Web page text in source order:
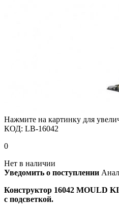
Нажмите на картинку для
КОД: LB-16042
0
Нет в наличии
Уведомить о поступлении
Конструктор 16042 MOULD
с подсветкой.